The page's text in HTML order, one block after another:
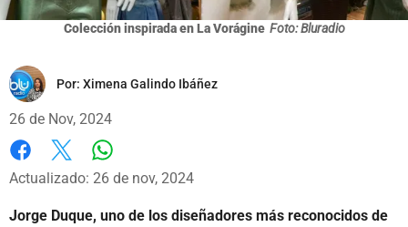
Colección inspirada en La Vorágine Foto: Bluradio
Por: Ximena Galindo Ibáñez
26 de Nov, 2024
Facebook
X
Actualizado: 26 de nov, 2024
Jorge Duque, uno de los diseñadores más reconocidos de